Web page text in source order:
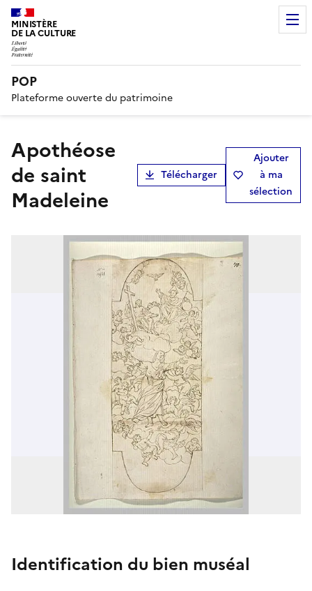
MINISTÈRE
DE LA CULTURE
POP
Plateforme ouverte du patrimoine
Apothéose
de saint
Madeleine
Télécharger
Ajouter
à ma
sélection
Identification du bien muséal